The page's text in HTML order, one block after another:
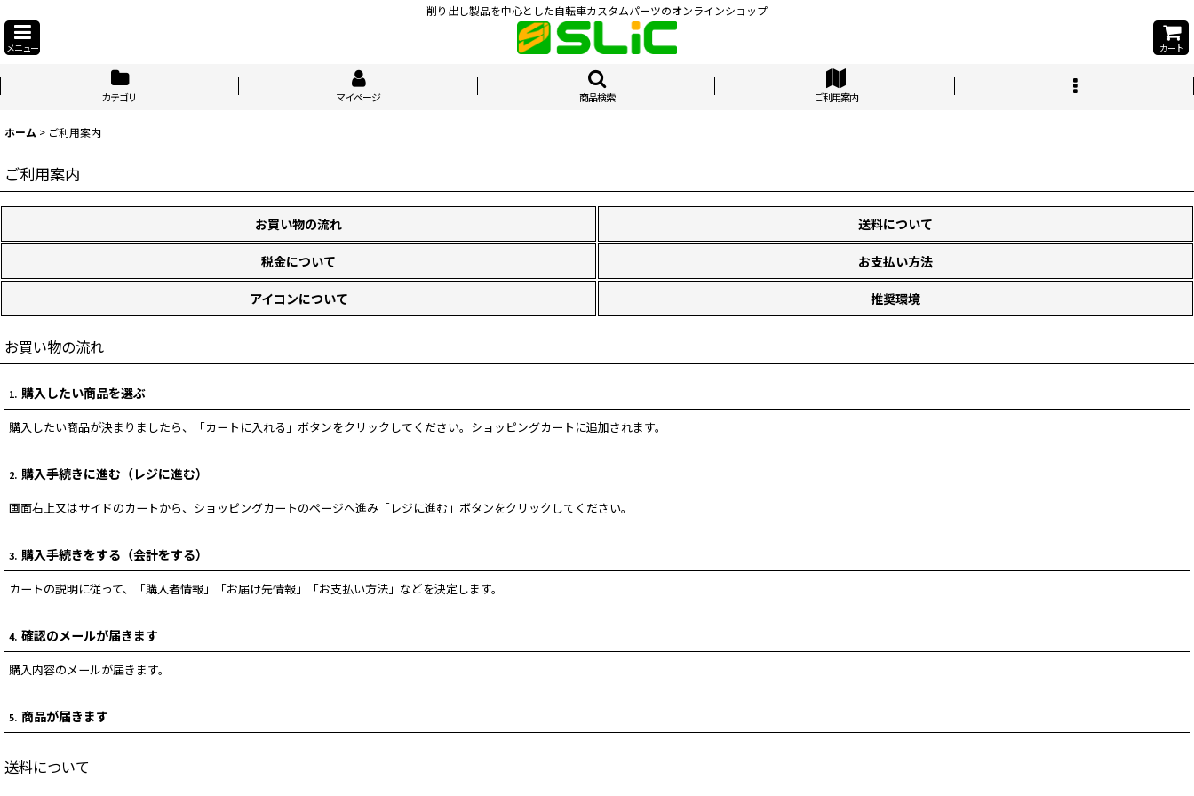
削り出し製品を中心とした自転車カスタムパーツのオンラインショップ
メニュー カート
カテゴリ マイページ 商品検索 ご利用案内
ホーム > ご利用案内
ご利用案内
お買い物の流れ 送料について
税金について お支払い方法
アイコンについて 推奨環境
お買い物の流れ
1. 購入したい商品を選ぶ
購入したい商品が決まりましたら、「カートに入れる」ボタンをクリックしてください。ショッピングカートに追加されます。
2. 購入手続きに進む（レジに進む）
画面右上又はサイドのカートから、ショッピングカートのページへ進み「レジに進む」ボタンをクリックしてください。
3. 購入手続きをする（会計をする）
カートの説明に従って、「購入者情報」「お届け先情報」「お支払い方法」などを決定します。
4. 確認のメールが届きます
購入内容のメールが届きます。
5. 商品が届きます
送料について